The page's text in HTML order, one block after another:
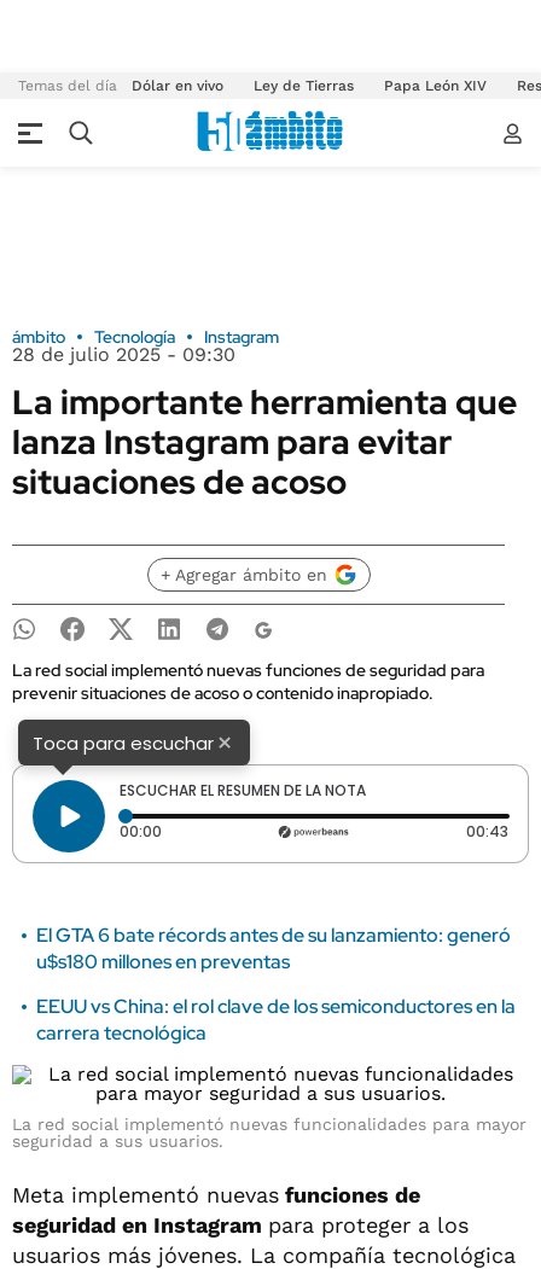
Temas del día Dólar en vivo Ley de Tierras Papa León XIV
ámbito Tecnología Instagram
28 de julio 2025 - 09:30
La importante herramienta que
lanza Instagram para evitar
situaciones de acoso
+ Agregar ámbito en
La red social implementó nuevas funciones de seguridad para
prevenir situaciones de acoso o contenido inapropiado.
Toca para escuchar×
ESCUCHAR EL RESUMEN DE LA NOTA
00:00 Tiempo transcurrido: 0 segundos 00:43
El GTA 6 bate récords antes de su lanzamiento: generó
u$s180 millones en preventas
EEUU vs China: el rol clave de los semiconductores en la
carrera tecnológica
La red social implementó nuevas funcionalidades para mayor
seguridad a sus usuarios.
Meta implementó nuevas funciones de
seguridad en Instagram para proteger a los
usuarios más jóvenes. La compañía tecnológica